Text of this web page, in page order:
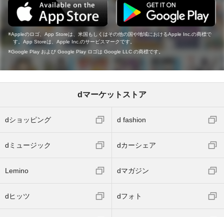
Appleのロゴ、App Storeは、米国もしくはその他の国や地域におけるApple Inc.の商標で
す。App Storeは、Apple Inc.のサービスマークです。
Google Play および Google Play ロゴは Google LLC の商標です。
dマーケットストア
dショッピング d fashion
dミュージック dカーシェア
Lemino dマガジン
dヒッツ dフォト